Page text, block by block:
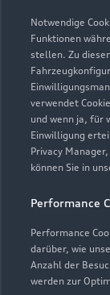
Notwendige
Funktionen
stellen. Zu
verwendet
und wenn ja, für
Einwilligung
Privacy
können Sie in
Performance
Performance
darüber, wie
Anzahl der
werden zur
Modelle
Elektromodelle
Plug-in-Hybride
Service &
Saisonale
Support